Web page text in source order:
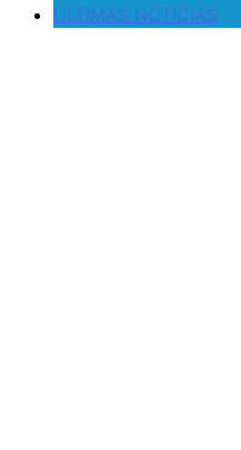
ULTIMAS NOTICIAS